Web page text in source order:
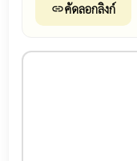
linkคัดลอกลิงก์